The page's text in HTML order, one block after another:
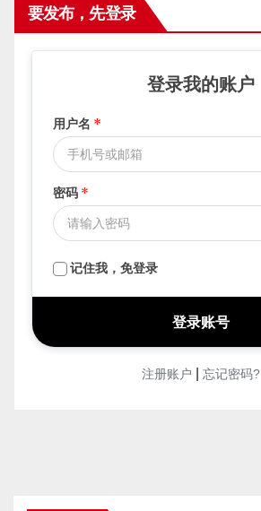
要发布，先登录
登录我的账户
用户名 *
密码 *
记住我，免登录
注册账户 忘记密码?